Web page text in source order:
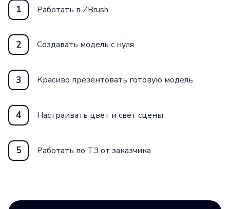
1 Работать в ZBrush
2 Создавать модель с нуля
3 Красиво презентовать готовую модель
4 Настраивать цвет и свет сцены
5 Работать по ТЗ от заказчика